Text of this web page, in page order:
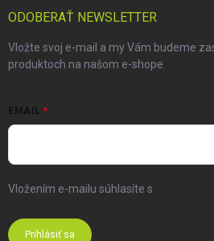
ODOBERAŤ NEWSLETTER
Vložte svoj e-mail a my Vám budeme
produktoch na našom e-shope.
EMAIL
Vložením e-mailu súhlasíte s
Prihlásiť sa